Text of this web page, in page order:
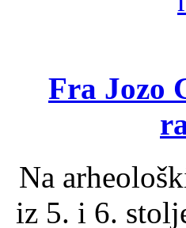
Fra Jozo
Na
iz 5. i 6.